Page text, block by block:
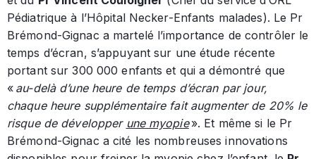
Pédiatrique à l’Hôpital Necker-Enfants malades). Le Pr
Brémond-Gignac a martelé l’importance de contrôler le
temps d’écran, s’appuyant sur une étude récente
portant sur 300 000 enfants et qui a démontré que
« au-delà d’une heure de temps d’écran par jour,
chaque heure supplémentaire fait augmenter de 20% le
risque de développer une myopie». Et même si le Pr
Brémond-Gignac a cité les nombreuses innovations